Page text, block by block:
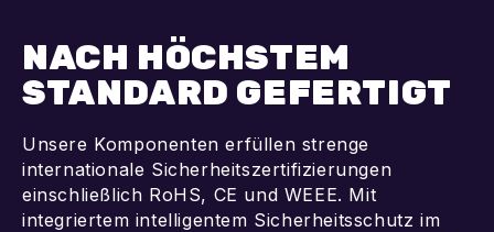
NACH HÖCHSTEM
STANDARD GEFERTIGT
Unsere Komponenten erfüllen strenge
internationale Sicherheitszertifizierungen
einschließlich RoHS, CE und WEEE. Mit
integriertem intelligentem Sicherheitsschutz im